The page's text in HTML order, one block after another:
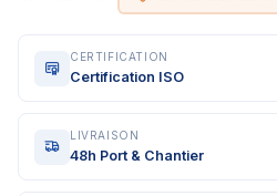
CERTIFICATION
Certification ISO
LIVRAISON
48h Port & Chantier